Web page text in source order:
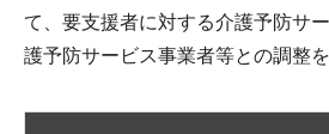
て、要支援者に対する介護予防サ
護予防サービス事業者等との調整を